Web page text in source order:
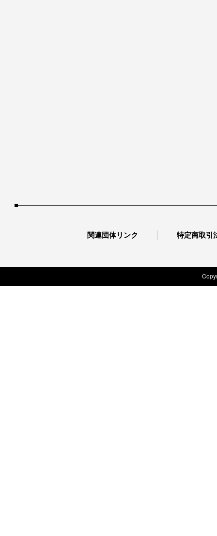
関連団体リンク 特定商取引